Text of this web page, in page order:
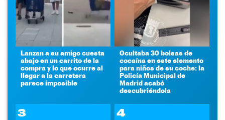
Lanzan a su amigo cuesta
abajo en un carrito de la
compra y lo que ocurre al
llegar a la carretera
parece imposible
Ocultaba 30 bolsas de
cocaína en este elemento
para niños de su coche: la
Policía Municipal de
Madrid acabó
descubriéndola
3 4